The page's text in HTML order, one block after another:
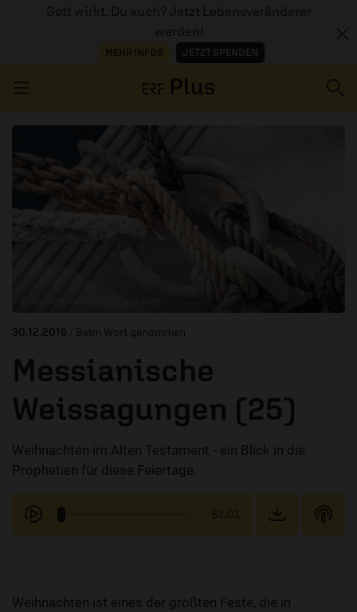
Gott wirkt. Du auch? Jetzt Lebensveränderer
werden!
MEHR INFOS JETZT SPENDEN
ERZÄHL MAL
AUDIOTHEK
30.12.2016 / Beim Wort genommen
Messianische
Weissagungen (25)
Weihnachten im Alten Testament - ein Blick in die
Prophetien für diese Feiertage.
53:01
Weihnachten ist eines der größten Feste, die in